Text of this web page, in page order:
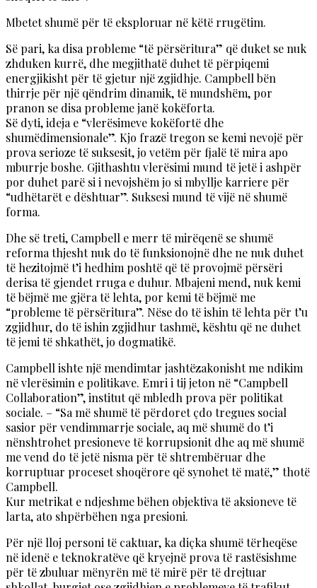
Mbetet shumë për të eksploruar në këtë rrugëtim.
Së pari, ka disa probleme “të përsëritura” që duket se nuk
zhduken kurrë, dhe megjithatë duhet të përpiqemi
energjikisht për të gjetur një zgjidhje. Campbell bën
thirrje për një qëndrim dinamik, të mundshëm, por
pranon se disa probleme janë kokëforta.
Së dyti, ideja e “vlerësimeve kokëfortë dhe
shumëdimensionale”. Kjo frazë tregon se kemi nevojë për
prova serioze të suksesit, jo vetëm për fjalë të mira apo
mburrje boshe. Gjithashtu vlerësimi mund të jetë i ashpër
por duhet parë si i nevojshëm jo si mbyllje karriere për
“udhëtarët e dështuar”. Suksesi mund të vijë në shumë
forma.
Dhe së treti, Campbell e merr të mirëqenë se shumë
reforma thjesht nuk do të funksionojnë dhe ne nuk duhet
të hezitojmë t’i hedhim poshtë që të provojmë përsëri
derisa të gjendet rruga e duhur. Mbajeni mend, nuk kemi
të bëjmë me gjëra të lehta, por kemi të bëjmë me
“probleme të përsëritura”. Nëse do të ishin të lehta për t’u
zgjidhur, do të ishin zgjidhur tashmë, kështu që ne duhet
të jemi të shkathët, jo dogmatikë.
Campbell ishte një mendimtar jashtëzakonisht me ndikim
në vlerësimin e politikave. Emri i tij jeton në “Campbell
Collaboration”, institut që mbledh prova për politikat
sociale. – “Sa më shumë të përdoret çdo tregues social
sasior për vendimmarrje sociale, aq më shumë do t’i
nënshtrohet presioneve të korrupsionit dhe aq më shumë
me vend do të jetë nisma për të shtrembëruar dhe
korruptuar proceset shoqërore që synohet të matë,” thotë
Campbell.
Kur metrikat e ndjeshme bëhen objektiva të aksioneve të
larta, ato shpërbëhen nga presioni.
Për një lloj personi të caktuar, ka diçka shumë tërheqëse
në idenë e teknokratëve që kryejnë prova të rastësishme
për të zbuluar mënyrën më të mirë për të drejtuar